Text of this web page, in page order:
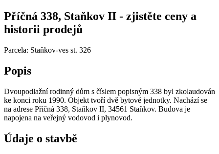
Příčná 338, Staňkov II - zjistěte ceny a
historii prodejů
Parcela: Staňkov-ves st. 326
Popis
Dvoupodlažní rodinný dům s číslem popisným 338 byl zkolaudován
ke konci roku 1990. Objekt tvoří dvě bytové jednotky. Nachází se
na adrese Příčná 338, Staňkov II, 34561 Staňkov. Budova je
napojena na veřejný vodovod i plynovod.
Údaje o stavbě